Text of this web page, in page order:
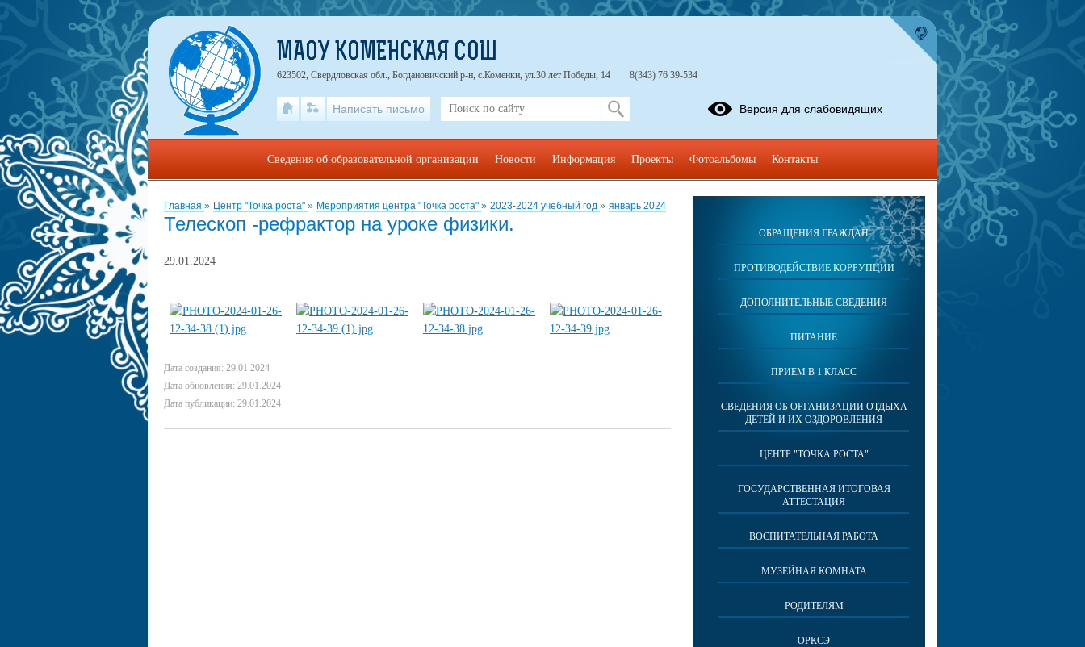
Главная » Центр "Точка роста" » Мероприятия центра "Точка роста" » 2023-2024 учебный год » январь 2024
Телескоп -рефрактор на уроке физики.
29.01.2024
Дата создания: 29.01.2024
Дата обновления: 29.01.2024
Дата публикации: 29.01.2024
ОБРАЩЕНИЯ ГРАЖДАН
ПРОТИВОДЕЙСТВИЕ КОРРУПЦИИ
ДОПОЛНИТЕЛЬНЫЕ СВЕДЕНИЯ
ПИТАНИЕ
ПРИЕМ В 1 КЛАСС
СВЕДЕНИЯ ОБ ОРГАНИЗАЦИИ ОТДЫХА
ДЕТЕЙ И ИХ ОЗДОРОВЛЕНИЯ
ЦЕНТР "ТОЧКА РОСТА"
ГОСУДАРСТВЕННАЯ ИТОГОВАЯ
АТТЕСТАЦИЯ
ВОСПИТАТЕЛЬНАЯ РАБОТА
МУЗЕЙНАЯ КОМНАТА
РОДИТЕЛЯМ
ОРКСЭ
МАОУ КОМЕНСКАЯ СОШ
623502, Свердловская обл., Богдановичский р-н, с.Коменки, ул.30 лет Победы, 14 8(343) 76 39-534
Написать письмо Версия для слабовидящих
Сведения об образовательной организации Новости Информация Проекты Фотоальбомы Контакты